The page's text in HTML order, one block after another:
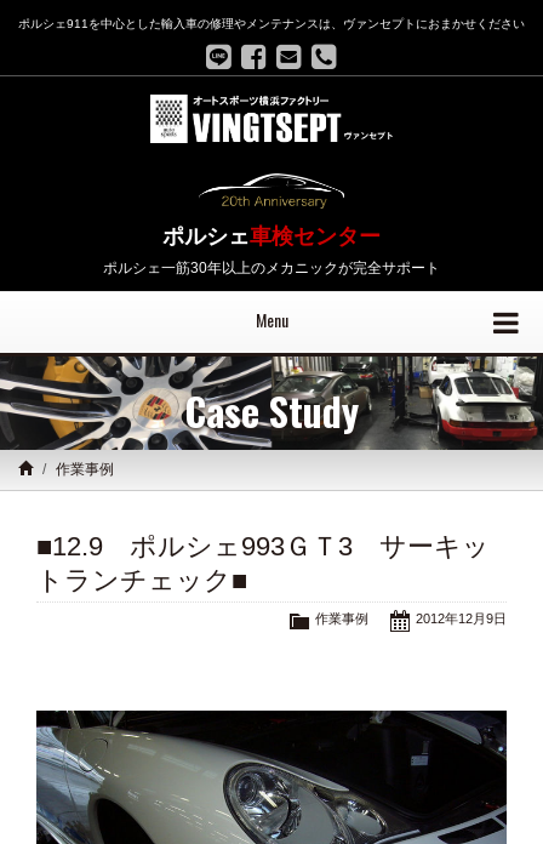
ポルシェ911を中心とした輸入車の修理やメンテナンスは、ヴァンセプトにおまかせください
ポルシェ車検センター
ポルシェ一筋30年以上のメカニックが完全サポート
Menu
Case Study
作業事例
■12.9 ポルシェ993ＧＴ3 サーキッ
トランチェック■
2012年12月9日
作業事例